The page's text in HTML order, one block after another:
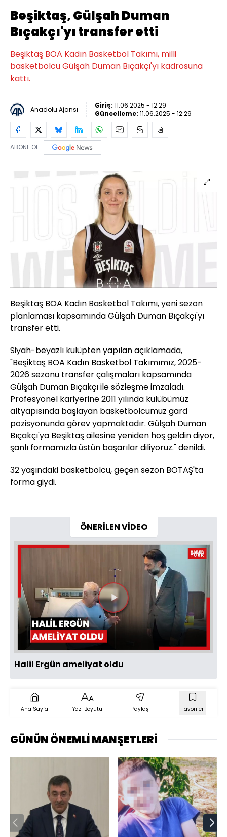
Beşiktaş, Gülşah Duman
Bıçakçı'yı transfer etti
Beşiktaş BOA Kadın Basketbol Takımı, milli
basketbolcu Gülşah Duman Bıçakçı'yı kadrosuna
kattı.
Anadolu Ajansı Giriş: 11.06.2025 - 12:29
Güncelleme: 11.06.2025 - 12:29
ABONE OL
Beşiktaş BOA Kadın Basketbol Takımı, yeni sezon
planlaması kapsamında Gülşah Duman Bıçakçı'yı
transfer etti.
Siyah-beyazlı kulüpten yapılan açıklamada,
"Beşiktaş BOA Kadın Basketbol Takımımız, 2025-
2026 sezonu transfer çalışmaları kapsamında
Gülşah Duman Bıçakçı ile sözleşme imzaladı.
Profesyonel kariyerine 2011 yılında kulübümüz
altyapısında başlayan basketbolcumuz gard
pozisyonunda görev yapmaktadır. Gülşah Duman
Bıçakçı'ya Beşiktaş ailesine yeniden hoş geldin diyor,
şanlı formamızla üstün başarılar diliyoruz." denildi.
32 yaşındaki basketbolcu, geçen sezon BOTAŞ'ta
forma giydi.
ÖNERİLEN VİDEO
Videoyu
Oynat
Halil Ergün ameliyat oldu
Ana Sayfa Yazı Boyutu Paylaş Favoriler
GÜNÜN ÖNEMLİ MANŞETLERİ